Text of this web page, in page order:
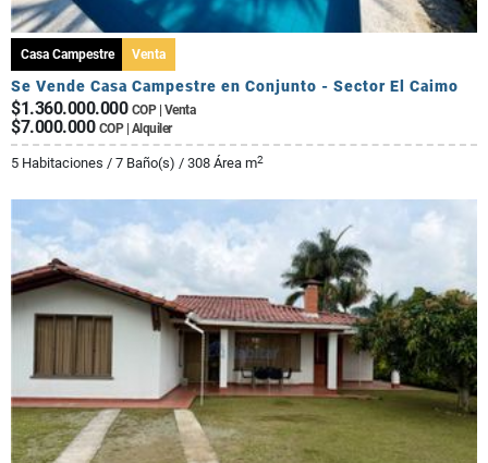
Casa Campestre Venta
Se Vende Casa Campestre en Conjunto - Sector El Caimo
$1.360.000.000 COP | Venta
$7.000.000 COP | Alquiler
5 Habitaciones / 7 Baño(s) / 308 Área m2